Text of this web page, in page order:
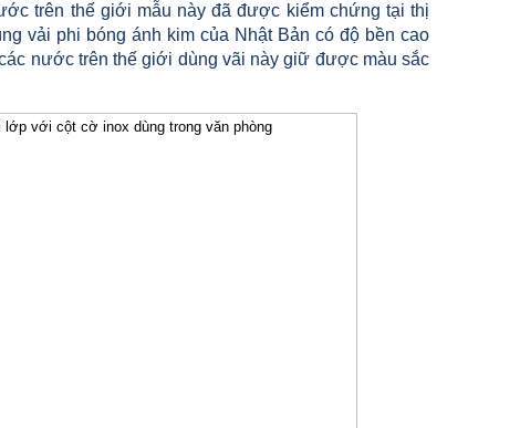
trên thế giới mẫu này đã được kiểm chứng tại thị
vải phi bóng ánh kim của Nhật Bản có độ bền cao
nước trên thế giới dùng vãi này giữ được màu sắc